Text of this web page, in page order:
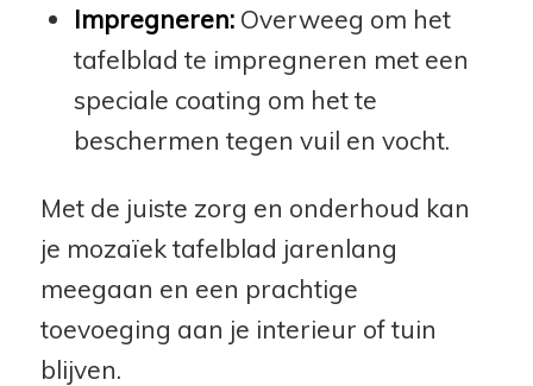
Impregneren:Overweeg om het
tafelblad te impregneren met een
speciale coating om het te
beschermen tegen vuil en vocht.
Met de juiste zorg en onderhoud kan
je mozaïek tafelblad jarenlang
meegaan en een prachtige
toevoeging aan je interieur of tuin
blijven.